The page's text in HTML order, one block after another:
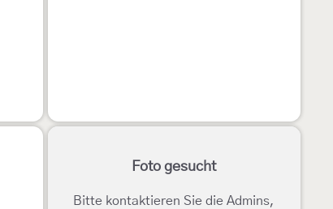
Foto gesucht
Bitte kontaktieren Sie die Admins,